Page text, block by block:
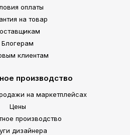
оплаты
на товар
Блогерам
клиентам
производство
на маркетплейсах
Цены
производство
дизайнера